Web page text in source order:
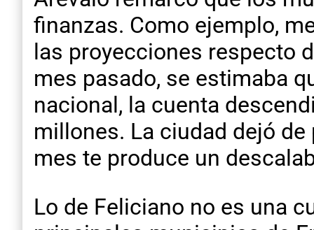
finanzas. Como ejemplo,
las proyecciones respecto
mes pasado, se estimaba
nacional, la cuenta
millones. La ciudad dejó
mes te produce un
Lo de Feliciano no es una